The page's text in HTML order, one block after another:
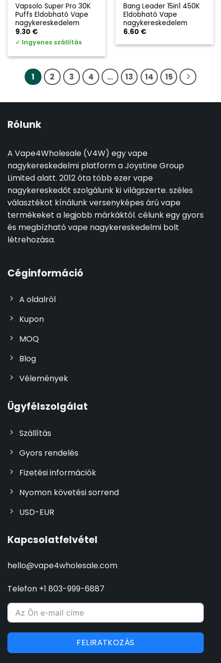
Vapsolo Super Pro 30K
Puffs Eldobható Vape
nagykereskedelem
9.30 €
✓ Ingyenes szállítás
Bang Leader 15in1 450K
Eldobható Vape
nagykereskedelem
6.60 €
1 2 3 4 ... 13 14 15
Rólunk
A Vape4Wholesale (V4W) egy vape
nagykereskedelmi platform a Joystine Group
Limited alatt. 2012 óta több ezer vape
nagykereskedőt szolgálunk ki világszerte. széles
választékot kínálunk versenyképes árú vape
termékeket a legjobb márkáktól. célunk egy gyors
és megbízható vape nagykereskedelmi bolt
létrehozása.
Céginformáció
A oldalról
Kupon
MOQ
Blog
Vélemények
Ügyfélszolgálat
Szállítás
Gyors rendelés
Fizetési információk
Nyomon követési sorrend
USD-EUR
Kapcsolatfelvétel
hello@vape4wholesale.com
Telefon +1 803-999-6887
FELIRATKOZÁS